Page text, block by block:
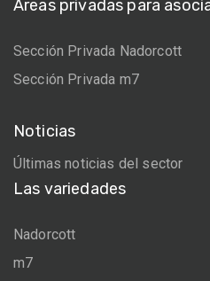
Áreas privadas para
Sección Privada Nadorcott
Sección Privada m7
Noticias
Últimas noticias del sector
Las variedades
Nadorcott
m7